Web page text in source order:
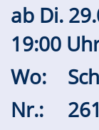
ab Di.
19:00
Wo:
Nr.: